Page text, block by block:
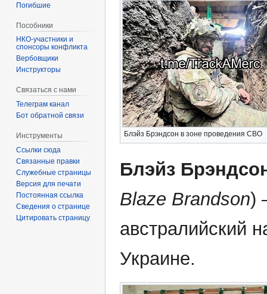
Блэйз Брэндсон в зоне проведения СВО
Блэйз
Blaze Brandson)
австралийский
Украине.
Погибшие
Пособники
спонсоры конфликта
‏‎Вербовщики
Инструкторы
Связаться с нами
Телеграм канал
Бот обратной связи
Инструменты
Ссылки сюда
Связанные правки
Служебные страницы
Версия для печати
Постоянная ссылка
Сведения о странице
Цитировать страницу